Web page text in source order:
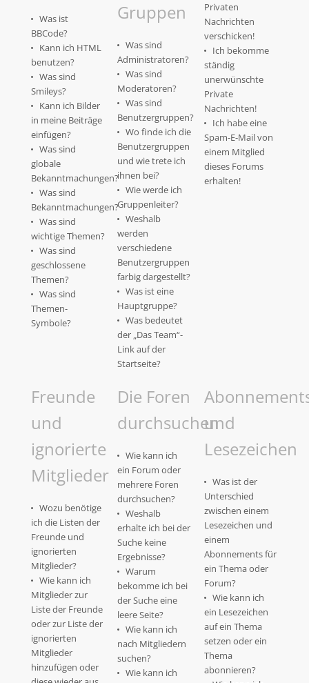
Was ist
BBCode?
Kann ich HTML
benutzen?
Was sind
Smileys?
Kann ich Bilder
in meine Beiträge
einfügen?
Was sind
globale
Bekanntmachungen?
Was sind
Bekanntmachungen?
Was sind
wichtige Themen?
Was sind
geschlossene
Themen?
Was sind
Themen-
Symbole?
Gruppen
Was sind
Administratoren?
Was sind
Moderatoren?
Was sind
Benutzergruppen?
Wo finde ich die
Benutzergruppen
und wie trete ich
ihnen bei?
Wie werde ich
Gruppenleiter?
Weshalb
werden
verschiedene
Benutzergruppen
farbig dargestellt?
Was ist eine
Hauptgruppe?
Was bedeutet
der „Das Team“-
Link auf der
Startseite?
Privaten
Nachrichten
verschicken!
Ich bekomme
ständig
unerwünschte
Private
Nachrichten!
Ich habe eine
Spam-E-Mail von
einem Mitglied
dieses Forums
erhalten!
Freunde
und
ignorierte
Mitglieder
Wozu benötige
ich die Listen der
Freunde und
ignorierten
Mitglieder?
Wie kann ich
Mitglieder zur
Liste der Freunde
oder zur Liste der
ignorierten
Mitglieder
hinzufügen oder
Die Foren
durchsuchen
Wie kann ich
ein Forum oder
mehrere Foren
durchsuchen?
Weshalb
erhalte ich bei der
Suche keine
Ergebnisse?
Warum
bekomme ich bei
der Suche eine
leere Seite?
Wie kann ich
nach Mitgliedern
suchen?
Wie kann ich
und
Lesezeichen
Was ist der
Unterschied
zwischen einem
Lesezeichen und
einem
Abonnements für
ein Thema oder
Forum?
Wie kann ich
ein Lesezeichen
auf ein Thema
setzen oder ein
Thema
abonnieren?